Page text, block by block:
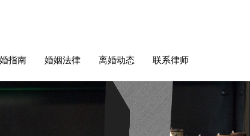
指南 婚姻法律 离婚动态 联系律师